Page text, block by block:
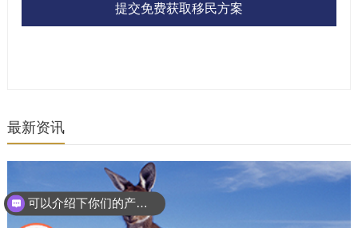
提交免费获取移民方案
最新资讯
可以介绍下你们的产品么？